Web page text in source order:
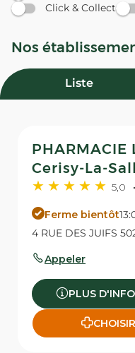
Click & Collect
Nos
Liste
PHARMACIE
Cerisy-La-
5,0
Ferme bientôt
4 RUE DES JUIFS
Appeler
PLUS D'INFO